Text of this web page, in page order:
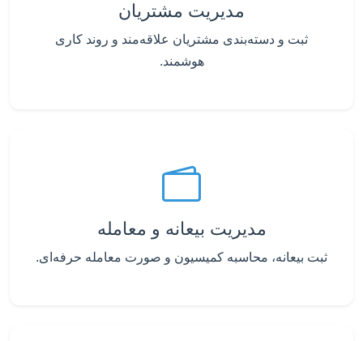
مدیریت مشتریان
ثبت و دسته‌بندی مشتریان علاقه‌مند و روند کاری
هوشمند.
مدیریت بیعانه و معامله
ثبت بیعانه، محاسبه کمیسیون و صورت معامله حرفه‌ای.